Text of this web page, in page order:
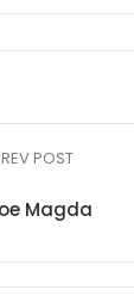
POST
Magda